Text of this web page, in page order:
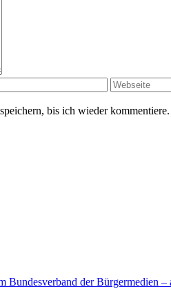
bis ich wieder kommentiere.
Bundesverband der Bürgermedien